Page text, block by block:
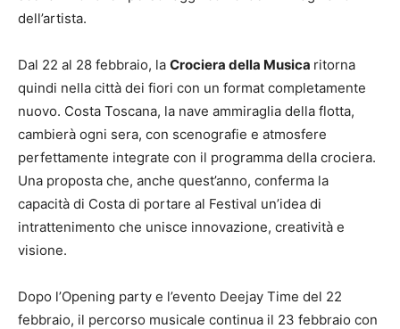
dell’artista.
Dal 22 al 28 febbraio, la Crociera della Musica ritorna
quindi nella città dei fiori con un format completamente
nuovo. Costa Toscana, la nave ammiraglia della flotta,
cambierà ogni sera, con scenografie e atmosfere
perfettamente integrate con il programma della crociera.
Una proposta che, anche quest’anno, conferma la
capacità di Costa di portare al Festival un’idea di
intrattenimento che unisce innovazione, creatività e
visione.
Dopo l’Opening party e l’evento Deejay Time del 22
febbraio, il percorso musicale continua il 23 febbraio con